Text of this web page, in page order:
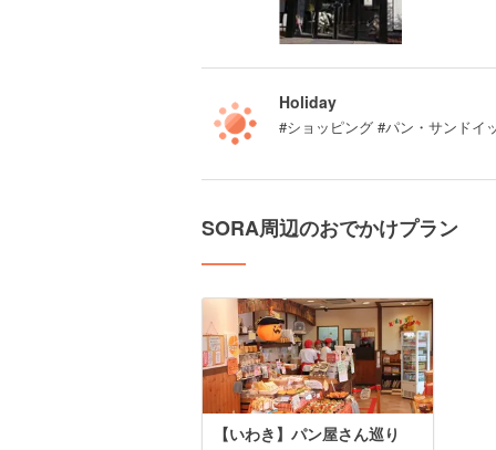
Holiday
#ショッピング #パン・サンドイ
SORA周辺のおでかけプラン
【いわき】パン屋さん巡り